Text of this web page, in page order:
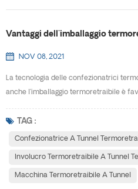
Vantaggi dell'imballaggio
NOV 08, 2021
La tecnologia delle confezionatrici
anche l'imballaggio termoretraibile è
perché l'imballaggio termoretraibile si
sono i vantaggi dell'utilizzo? involucro
TAG :
Confezionatrice A Tunnel
Involucro Termoretraibile A Tunnel
Macchina Termoretraibile A Tunnel